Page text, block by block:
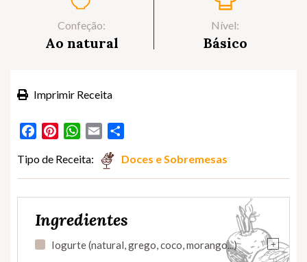
Confeção:
Ao natural
Nível:
Básico
Imprimir Receita
FacebookPinterestWhatsApp
Email
Tipo de Receita: Doces e Sobremesas
Ingredientes
+
Iogurte (natural, grego, coco, morango...)